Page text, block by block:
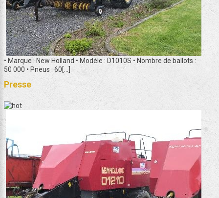
• Marque : New Holland • Modèle : D1010S • Nombre de ballots :
50 000 • Pneus : 60[...]
Presse